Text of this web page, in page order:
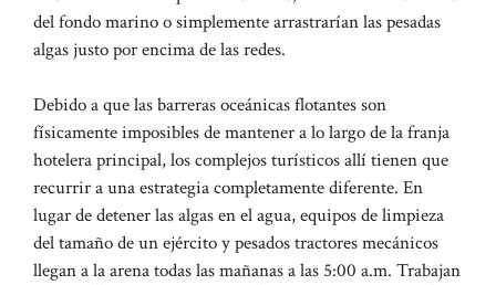
del fondo marino o simplemente arrastrarían las pesadas
algas justo por encima de las redes.
Debido a que las barreras oceánicas flotantes son
físicamente imposibles de mantener a lo largo de la franja
hotelera principal, los complejos turísticos allí tienen que
recurrir a una estrategia completamente diferente. En
lugar de detener las algas en el agua, equipos de limpieza
del tamaño de un ejército y pesados ​​tractores mecánicos
llegan a la arena todas las mañanas a las 5:00 a.m. Trabajan